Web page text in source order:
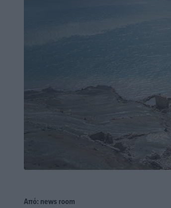
Από: news room